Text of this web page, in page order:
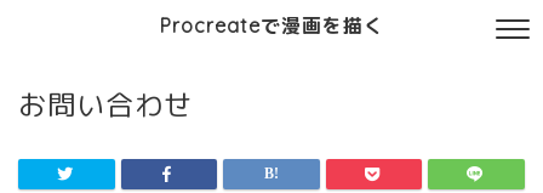
Procreateで漫画を描く
お問い合わせ